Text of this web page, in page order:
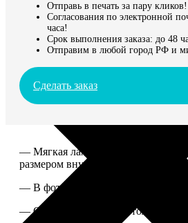
Отправь в печать за пару кликов!
Согласования по электронной
часа!
Срок выполнения заказа: до 48
Отправим в любой город РФ и
Сделать заказ
— Мягкая ламинированная
размером внутреннего блока.
— В фотокниге может быть от 10
— Страницы плотные, толщина 1